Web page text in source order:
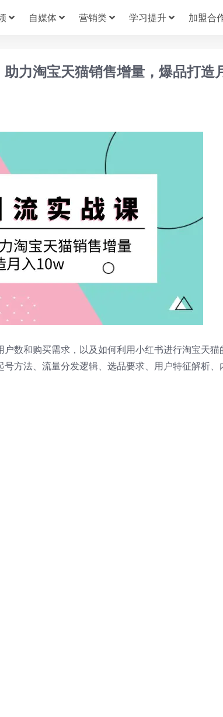
自媒体 营销类 学习提升 加盟合
力淘宝天猫销售增量，爆品打造
数和购买需求，以及如何利用小红书进行淘宝天猫
方法、流量分发逻辑、选品要求、用户特征解析、